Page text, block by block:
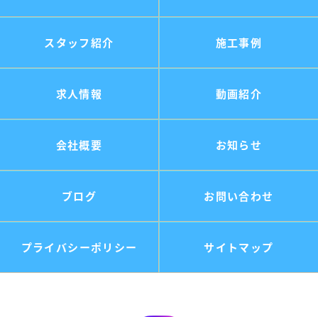
スタッフ紹介 施工事例
求人情報 動画紹介
会社概要 お知らせ
ブログ お問い合わせ
プライバシーポリシー サイトマップ